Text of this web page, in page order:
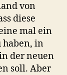
von
diese
mal ein
haben, in
der neuen
soll. Aber